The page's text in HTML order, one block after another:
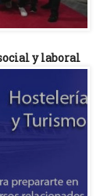
y laboral